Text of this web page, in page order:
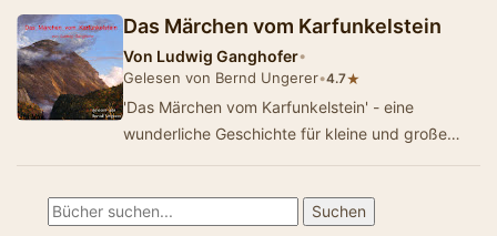
Das Märchen vom Karfunkelstein
Von Ludwig Ganghofer•
Gelesen von Bernd Ungerer•4.7★
'Das Märchen vom Karfunkelstein' - eine
wunderliche Geschichte für kleine und große